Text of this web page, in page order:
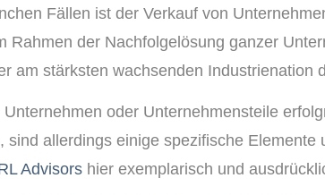
Fällen ist der Verkauf von
Rahmen der Nachfolgelösung ganzer
am stärksten wachsenden Industrienation
Unternehmen oder Unternehmensteile
sind allerdings einige spezifische
Advisorshier exemplarisch und